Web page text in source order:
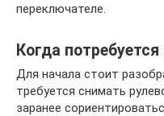
переключателе.
Когда
Для начала стоит
требуется снимать
заранее